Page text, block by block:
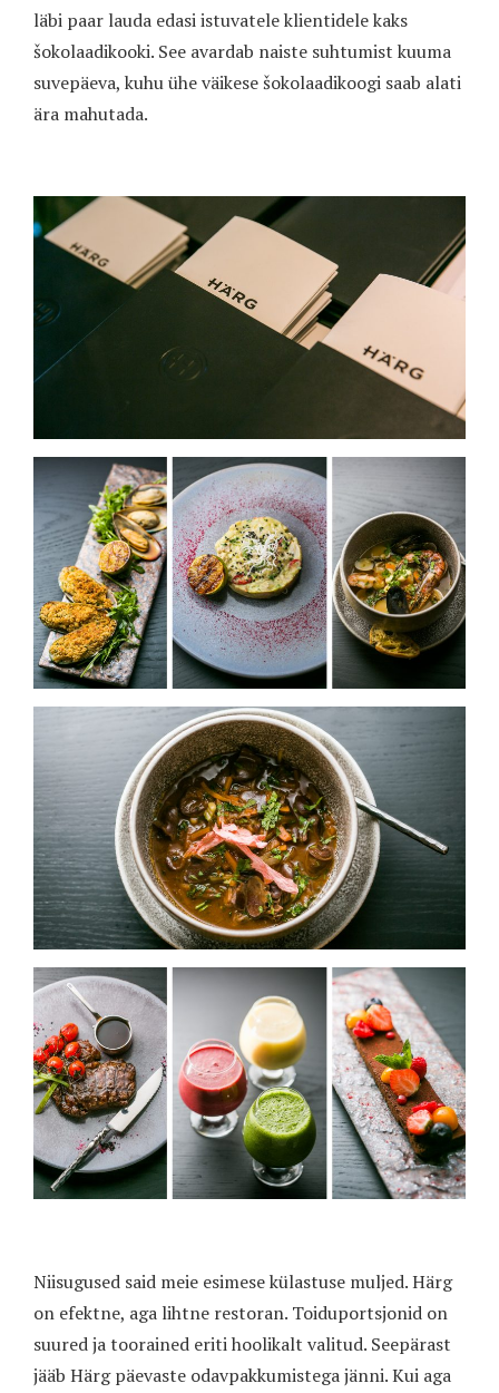
läbi paar lauda edasi istuvatele klientidele kaks
šokolaadikooki. See avardab naiste suhtumist kuuma
suvepäeva, kuhu ühe väikese šokolaadikoogi saab alati
ära mahutada.
Niisugused said meie esimese külastuse muljed. Härg
on efektne, aga lihtne restoran. Toiduportsjonid on
suured ja toorained eriti hoolikalt valitud. Seepärast
jääb Härg päevaste odavpakkumistega jänni. Kui aga